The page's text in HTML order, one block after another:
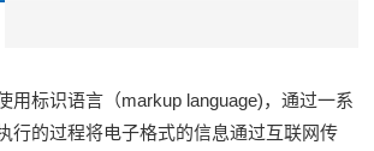
标识语言（markup language)，通过一系
行的过程将电子格式的信息通过互联网传